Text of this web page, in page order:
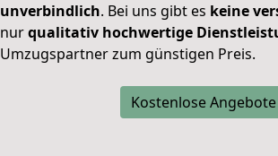
unverbindlich. Bei uns gibt es keine
nurqualitativ hochwertige
Umzugspartner zum günstigen Preis.
Kostenlose